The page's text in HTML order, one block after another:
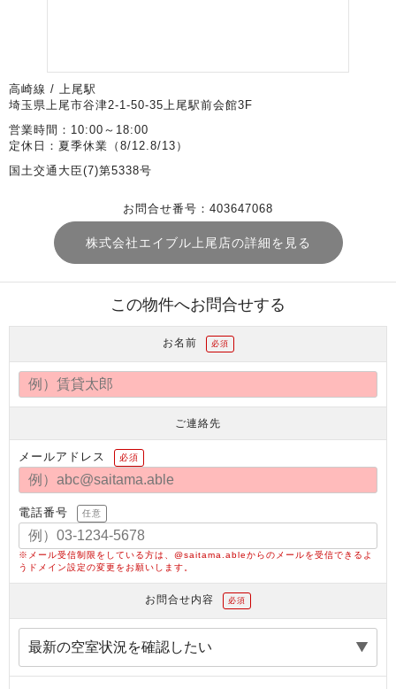
高崎線 / 上尾駅
埼玉県上尾市谷津2-1-50-35上尾駅前会館3F
営業時間：10:00～18:00
定休日：夏季休業（8/12.8/13）
国土交通大臣(7)第5338号
お問合せ番号：403647068
株式会社エイブル上尾店の詳細を見る
この物件へお問合せする
お名前 必須
ご連絡先
メールアドレス 必須
電話番号 任意
※メール受信制限をしている方は、@saitama.ableからのメールを受信できるよ
うドメイン設定の変更をお願いします。
お問合せ内容 必須